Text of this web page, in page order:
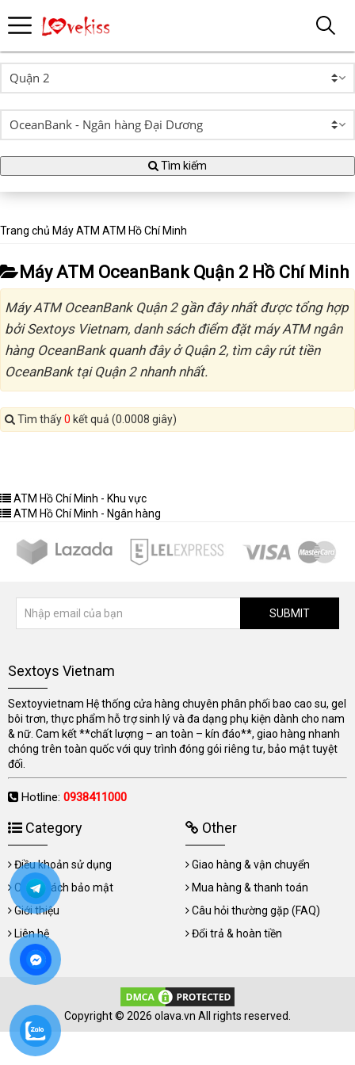
Tìm kiếm
Trang chủ Máy ATM ATM Hồ Chí Minh
Máy ATM OceanBank Quận 2 Hồ Chí Minh
Máy ATM OceanBank Quận 2 gần đây nhất được tổng hợp
bởi Sextoys Vietnam, danh sách điểm đặt máy ATM ngân
hàng OceanBank quanh đây ở Quận 2, tìm cây rút tiền
OceanBank tại Quận 2 nhanh nhất.
Tìm thấy0 kết quả (0.0008 giây)
ATM Hồ Chí Minh - Khu vực
ATM Hồ Chí Minh - Ngân hàng
SUBMIT
Sextoys Vietnam
Sextoyvietnam Hệ thống cửa hàng chuyên phân phối bao cao su, gel
bôi trơn, thực phẩm hỗ trợ sinh lý và đa dạng phụ kiện dành cho nam
& nữ. Cam kết **chất lượng – an toàn – kín đáo**, giao hàng nhanh
chóng trên toàn quốc với quy trình đóng gói riêng tư, bảo mật tuyệt
đối.
Hotline: 0938411000
Category
Điều khoản sử dụng
Chính sách bảo mật
Giới thiệu
Liên hệ
Other
Giao hàng & vận chuyển
Mua hàng & thanh toán
Câu hỏi thường gặp (FAQ)
Đổi trả & hoàn tiền
Copyright © 2026 olava.vn All rights reserved.